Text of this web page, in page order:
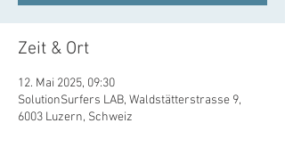
Zeit & Ort
12. Mai 2025, 09:30
SolutionSurfers LAB, Waldstätterstrasse 9,
6003 Luzern, Schweiz